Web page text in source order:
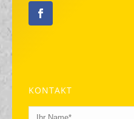
KONTAKT